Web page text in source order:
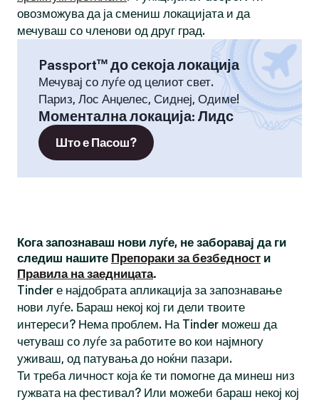
овозможува да ја смениш локацијата и да
мечуваш со членови од друг град.
Passport™ до секоја локација
Мечувај со луѓе од целиот свет.
Париз, Лос Анџелес, Сиднеј, Одиме!
Моментална локација: Лидс
Што е Пасош?
Кога запознаваш нови луѓе, не заборавај да ги
следиш нашите Препораки за безбедност и
Правила на заедницата.
Tinder е најдобрата апликација за запознавање
нови луѓе. Бараш некој кој ги дели твоите
интереси? Нема проблем. На Tinder можеш да
четуваш со луѓе за работите во кои најмногу
уживаш, од патувања до ноќни пазари.
Ти треба личност која ќе ти помогне да минеш низ
гужвата на фестивал? Или можеби бараш некој кој